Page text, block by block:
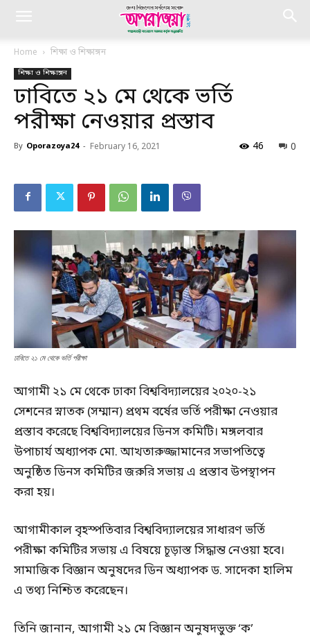
Home শিক্ষা ও শিক্ষাঙ্গন
শিক্ষা ও শিক্ষাঙ্গন
ঢাবিতে ২১ মে থেকে ভর্তি
পরীক্ষা নেওয়ার প্রস্তাব
By Oporazoya24 - February 16, 2021 0
46
ঢাবিতে ২১ মে থেকে ভর্তি পরীক্ষা
আগামী ২১ মে থেকে ঢাকা বিশ্ববিদ্যালয়ের ২০২০-২১
সেশনের স্নাতক (সম্মান) প্রথম বর্ষের ভর্তি পরীক্ষা নেওয়ার
প্রস্তাব করেছে বিশ্ববিদ্যালয়ের ডিনস কমিটি। মঙ্গলবার
উপাচার্য অধ্যাপক মো. আখতারুজ্জামানের সভাপতিত্বে
অনুষ্ঠিত ডিনস কমিটির জরুরি সভায় এ প্রস্তাব উপস্থাপন
করা হয়।
আগামীকাল বৃহস্পতিবার বিশ্ববিদ্যালয়ের সাধারণ ভর্তি
পরীক্ষা কমিটির সভায় এ বিষয়ে চূড়াস্ত সিদ্ধান্ত নেওয়া হবে।
সামাজিক বিজ্ঞান অনুষদের ডিন অধ্যাপক ড. সাদেকা হালিম
এ তথ্য নিশ্চিত করেছেন।
তিনি জানান, আগামী ২১ মে বিজ্ঞান অনুষদভুক্ত ‘ক’